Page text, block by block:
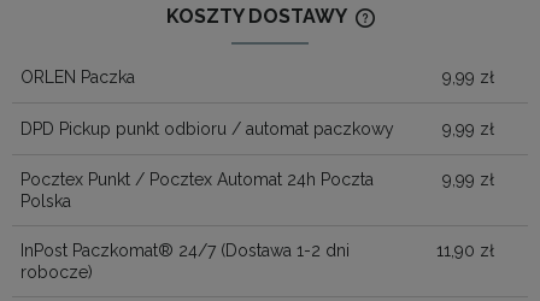
KOSZTY DOSTAWY
ORLEN Paczka 9,99 zł
DPD Pickup punkt odbioru / automat paczkowy 9,99 zł
Pocztex Punkt / Pocztex Automat 24h Poczta
Polska
9,99 zł
InPost Paczkomat® 24/7 (Dostawa 1-2 dni
robocze)
11,90 zł